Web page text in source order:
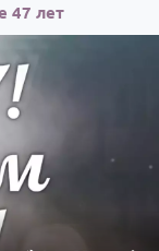
47 лет